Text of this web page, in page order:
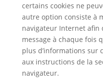
certains cookies ne
autre option consiste à
navigateur Internet afin
message à chaque fois
plus d’informations sur
aux instructions de la
navigateur.